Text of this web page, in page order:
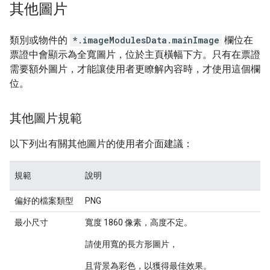
其他圖片
類別或物件的 *.imageModulesData.mainImage 欄位在
票證中會顯示為全寬圖片，位於主頁橫幅下方。只有在票證
需要額外圖片，才能讓使用者更瞭解內容時，才使用這個欄
位。
其他圖片規範
以下列出有關其他圖片的使用者介面建議：
規範 說明
偏好的檔案類型 PNG
最小尺寸 寬度 1860 像素，高度不定。
請使用寬的長方形圖片，
且背景為彩色，以獲得最佳效果。